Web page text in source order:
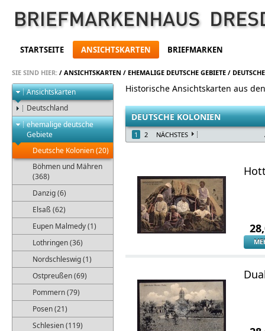
STARTSEITE ANSICHTSKARTEN BRIEFMARKEN
SIE SIND HIER: / ANSICHTSKARTEN / EHEMALIGE DEUTSCHE GEBIETE /
Ansichtskarten
Deutschland
ehemalige deutsche
Gebiete
Deutsche Kolonien (20)
Böhmen und Mähren
(368)
Danzig (6)
Elsaß (62)
Eupen Malmedy (1)
Lothringen (36)
Nordschleswig (1)
Ostpreußen (69)
Pommern (79)
Posen (21)
Schlesien (119)
Historische Ansichtskarten aus
DEUTSCHE KOLONIEN
1 2 NÄCHSTES